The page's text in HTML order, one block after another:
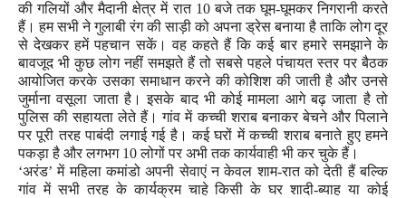
की गलियों और मैदानी क्षेत्र में रात 10बजे तक घूम-घूमकर निगरानी करते
हैं। हम सभी ने गुलाबी रंग की साड़ी को अपना ड्रेस बनाया है ताकि लोग दूर
से देखकर हमें पहचान सकें। वह कहते हैं कि कई बार हमारे समझाने के
बावजूद भी कुछ लोग नहीं समझते हैं तो सबसे पहले पंचायत स्तर पर बैठक
आयोजित करके उसका समाधान करने की कोशिश की जाती है और उनसे
जुर्माना वसूला जाता है। इसके बाद भी कोई मामला आगे बढ़ जाता है तो
पुलिस की सहायता लेते हैं। गांव में कच्ची शराब बनाकर बेचने और पिलाने
पर पूरी तरह पाबंदी लगाई गई है। कई घरों में कच्ची शराब बनाते हुए हमने
पकड़ा है और लगभग 10लोगों पर अभी तक कार्यवाही भी कर चुके हैं।
‘अरंड’ में महिला कमांडो अपनी सेवाएं न केवल शाम-रात को देती हैं बल्कि
गांव में सभी तरह के कार्यक्रम चाहे किसी के घर शादी-ब्याह या कोई